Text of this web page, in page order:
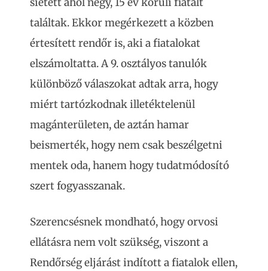
találtak. Ekkor megérkezett a közben
értesített rendőr is, aki a fiatalokat
elszámoltatta. A 9. osztályos tanulók
különböző válaszokat adtak arra, hogy
miért tartózkodnak illetéktelenül
magánterületen, de aztán hamar
beismerték, hogy nem csak beszélgetni
mentek oda, hanem hogy tudatmódosító
szert fogyasszanak.
Szerencsésnek mondható, hogy orvosi
ellátásra nem volt szükség, viszont a
Rendőrség eljárást indított a fiatalok ellen,